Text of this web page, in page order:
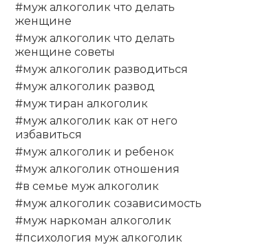
#муж алкоголик что делать
женщине
#муж алкоголик что делать
женщине советы
#муж алкоголик разводиться
#муж алкоголик развод
#муж тиран алкоголик
#муж алкоголик как от него
избавиться
#муж алкоголик и ребенок
#муж алкоголик отношения
#в семье муж алкоголик
#муж алкоголик созависимость
#муж наркоман алкоголик
#психология муж алкоголик